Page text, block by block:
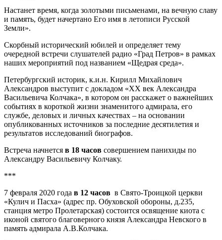
Настанет время, когда золотыми письменами, на вечную славу
и память, будет начертано Его имя в летописи Русской
Земли».
Скорбный исторический юбилей и определяет тему
очередной встречи слушателей радио «Град Петров» в рамках
наших мероприятий под названием «Щедрая среда».
Петербургский историк, к.и.н. Кирилл Михайлович
Александров выступит с докладом «ХХ век Александра
Васильевича Колчака», в котором он расскажет о важнейших
событиях в короткой жизни знаменитого адмирала, его
службе, деловых и личных качествах – на основании
опубликованных источников за последние десятилетия и
результатов исследований биографов.
Встреча начнется в 18 часов совершением панихиды по
Александру Васильевичу Колчаку.
***
7 февраля 2020 года в 12 часов в Свято-Троицкой церкви
«Кулич и Пасха» (адрес пр. Обуховской обороны, д.235,
станция метро Пролетарская) состоится освящение киота с
иконой святого благоверного князя Александра Невского в
память адмирала А.В.Колчака.